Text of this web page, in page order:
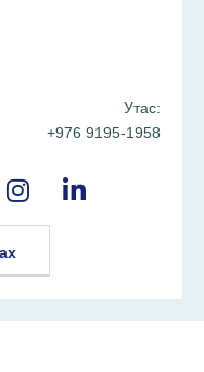
Утас:
+976 9195-1958